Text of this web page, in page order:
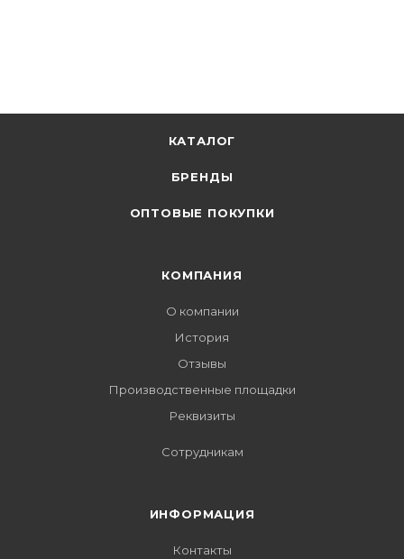
КАТАЛОГ
БРЕНДЫ
ОПТОВЫЕ ПОКУПКИ
КОМПАНИЯ
О компании
История
Отзывы
Производственные площадки
Реквизиты
Сотрудникам
ИНФОРМАЦИЯ
Контакты